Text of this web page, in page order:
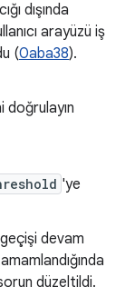
dışında
arayüzü iş
(0aba38).
doğrulayın
'ye
devam
düzeltildi.